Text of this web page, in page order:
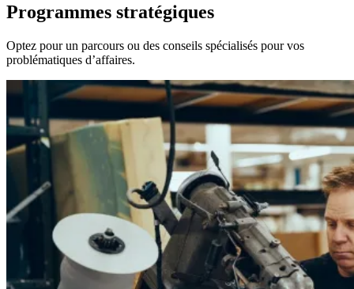
Programmes stratégiques
Optez pour un parcours ou des conseils spécialisés pour vos
problématiques d’affaires.